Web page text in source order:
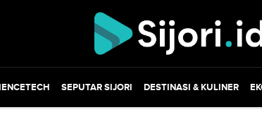
SEPUTAR SIJORI DESTINASI & KULINER